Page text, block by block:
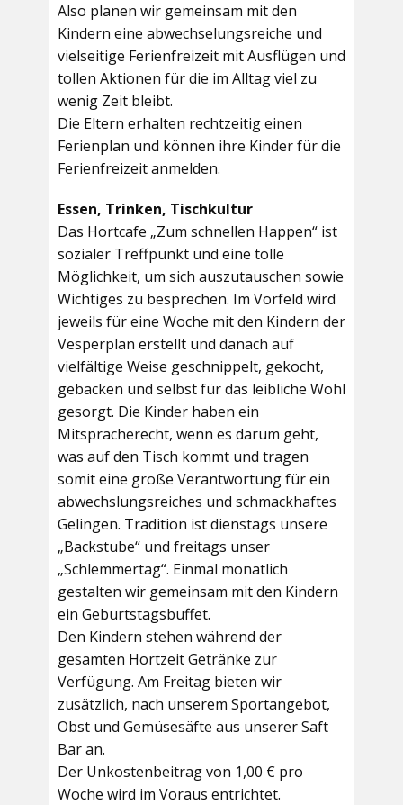
Also planen wir gemeinsam mit den
Kindern eine abwechselungsreiche und
vielseitige Ferienfreizeit mit Ausflügen und
tollen Aktionen für die im Alltag viel zu
wenig Zeit bleibt.
Die Eltern erhalten rechtzeitig einen
Ferienplan und können ihre Kinder für die
Ferienfreizeit anmelden.
Essen, Trinken, Tischkultur
Das Hortcafe „Zum schnellen Happen“ ist
sozialer Treffpunkt und eine tolle
Möglichkeit, um sich auszutauschen sowie
Wichtiges zu besprechen. Im Vorfeld wird
jeweils für eine Woche mit den Kindern der
Vesperplan erstellt und danach auf
vielfältige Weise geschnippelt, gekocht,
gebacken und selbst für das leibliche Wohl
gesorgt. Die Kinder haben ein
Mitspracherecht, wenn es darum geht,
was auf den Tisch kommt und tragen
somit eine große Verantwortung für ein
abwechslungsreiches und schmackhaftes
Gelingen. Tradition ist dienstags unsere
„Backstube“ und freitags unser
„Schlemmertag“. Einmal monatlich
gestalten wir gemeinsam mit den Kindern
ein Geburtstagsbuffet.
Den Kindern stehen während der
gesamten Hortzeit Getränke zur
Verfügung. Am Freitag bieten wir
zusätzlich, nach unserem Sportangebot,
Obst und Gemüsesäfte aus unserer Saft
Bar an.
Der Unkostenbeitrag von 1,00 € pro
Woche wird im Voraus entrichtet.